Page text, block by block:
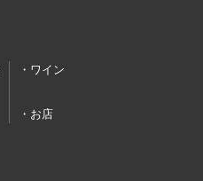
ワイン
お店